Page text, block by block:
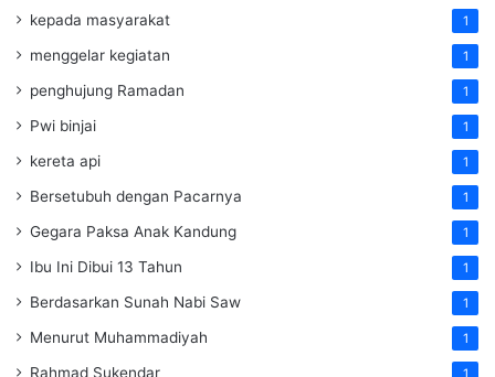
kepada masyarakat 1
menggelar kegiatan 1
penghujung Ramadan 1
Pwi binjai 1
kereta api 1
Bersetubuh dengan Pacarnya 1
Gegara Paksa Anak Kandung 1
Ibu Ini Dibui 13 Tahun 1
Berdasarkan Sunah Nabi Saw 1
Menurut Muhammadiyah 1
Rahmad Sukendar 1